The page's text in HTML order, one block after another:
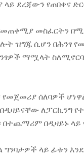
ላይ ደረጃውን የጠበቀና
የመጠቀሚያ መስፈርትን
ዝግጁ ሲሆን በሕንፃ
ሕንፃዎች ማሟላት
ሰለባዎች
ለፓርኪንግ
በዲዛይኑ
ግንባታዎች ላይ ፊቱን